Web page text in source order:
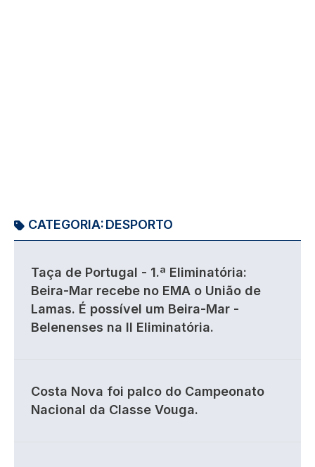
CATEGORIA:DESPORTO
Taça de Portugal - 1.ª Eliminatória:
Beira-Mar recebe no EMA o União de
Lamas. É possível um Beira-Mar -
Belenenses na II Eliminatória.
Costa Nova foi palco do Campeonato
Nacional da Classe Vouga.